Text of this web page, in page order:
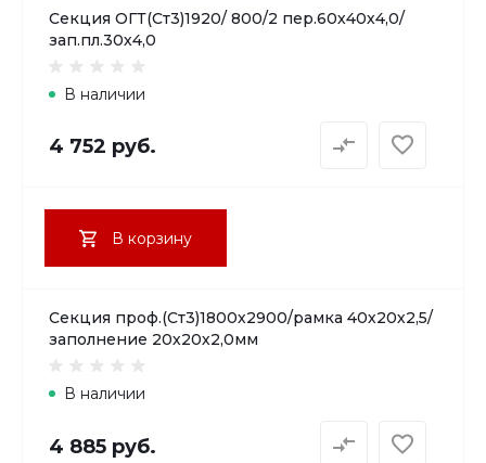
Секция ОГТ(Ст3)1920/ 800/2 пер.60х40х4,0/
зап.пл.30х4,0
В наличии
4 752 руб.
В корзину
Секция проф.(Ст3)1800х2900/рамка 40х20х2,5/
заполнение 20х20х2,0мм
В наличии
4 885 руб.